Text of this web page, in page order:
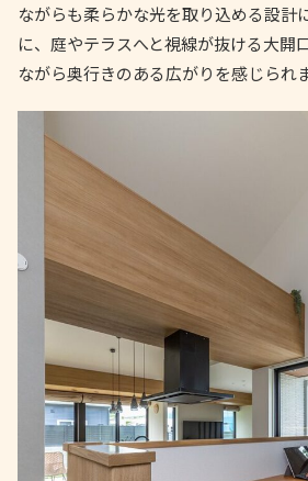
ながらも柔らかな光を取り込める設計
に、庭やテラスへと視線が抜ける大開
ながら奥行きのある広がりを感じられ